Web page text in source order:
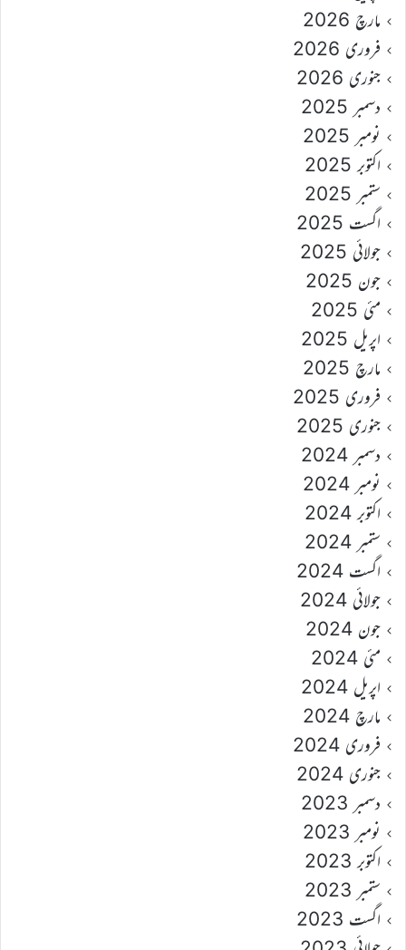
مارچ 2026
فروری 2026
جنوری 2026
دسمبر 2025
نومبر 2025
اکتوبر 2025
ستمبر 2025
اگست 2025
جولائی 2025
جون 2025
مئی 2025
اپریل 2025
مارچ 2025
فروری 2025
جنوری 2025
دسمبر 2024
نومبر 2024
اکتوبر 2024
ستمبر 2024
اگست 2024
جولائی 2024
جون 2024
مئی 2024
اپریل 2024
مارچ 2024
فروری 2024
جنوری 2024
دسمبر 2023
نومبر 2023
اکتوبر 2023
ستمبر 2023
اگست 2023